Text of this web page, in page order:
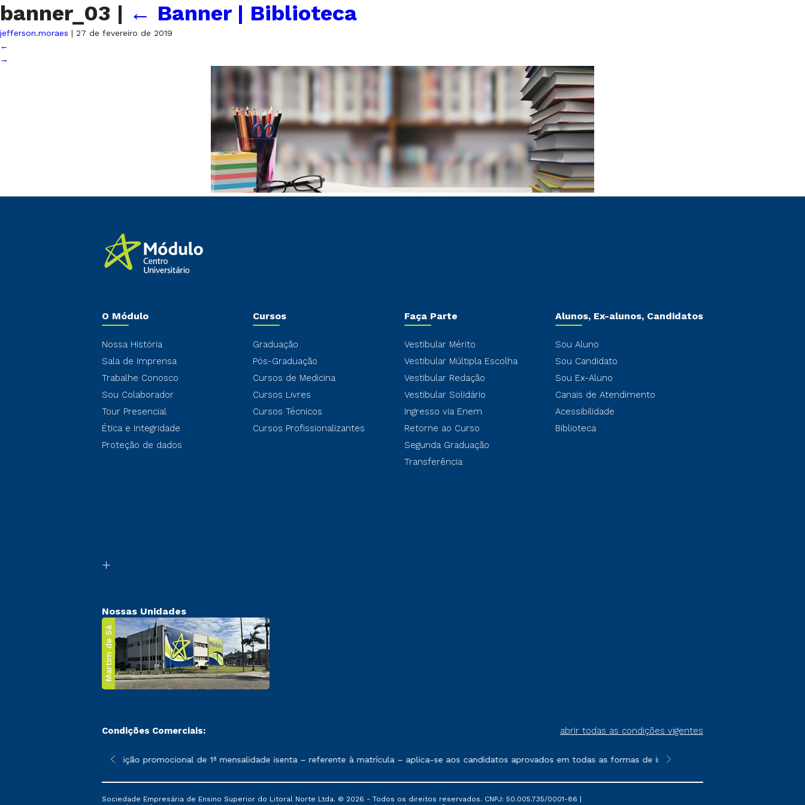
banner_03 | ← Banner | Biblioteca
jefferson.moraes | 27 de fevereiro de 2019
←
→
O Módulo
Nossa História
Sala de Imprensa
Trabalhe Conosco
Sou Colaborador
Tour Presencial
Ética e Integridade
Proteção de dados
Cursos
Graduação
Pós-Graduação
Cursos de Medicina
Cursos Livres
Cursos Técnicos
Cursos Profissionalizantes
Faça Parte
Vestibular Mérito
Vestibular Múltipla Escolha
Vestibular Redação
Vestibular Solidário
Ingresso via Enem
Retorne ao Curso
Segunda Graduação
Transferência
Alunos, Ex-alunos, Candidatos
Sou Aluno
Sou Candidato
Sou Ex-Aluno
Canais de Atendimento
Acessibilidade
Biblioteca
Nossas Unidades
Martim de Sá
Condições Comerciais: abrir todas as condições vigentes
sofrer alterações nos períodos de rematrícula conforme exposto no contrato de prestação de serviços.
*A condição promocional de 1ª mensalidade isenta – referente à matrícula – aplica-se aos candidatos aprovados em todas as formas de ingresso, exceto na prova on-line
**Semipresencial é um formato do
Sociedade Empresária de Ensino Superior do Litoral Norte Ltda. © 2026 - Todos os direitos reservados. CNPJ: 50.005.735/0001-86 |